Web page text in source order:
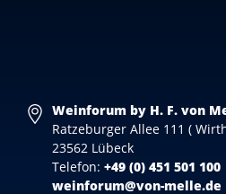
Weinforum by H. F. von
Ratzeburger Allee 111 (
23562 Lübeck
Telefon: +49 (0) 451 501 100
weinforum@von-melle.de